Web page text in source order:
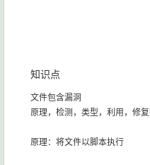
知识点
文件包含漏洞
原理，检测，类型，利用，修
原理：将文件以脚本执行